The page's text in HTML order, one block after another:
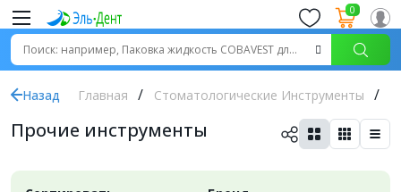
0
Назад Главная Стоматологические Инструменты
Прочие инструменты